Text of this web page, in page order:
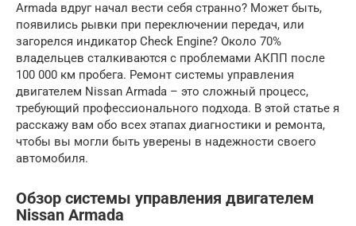
Armada вдруг начал вести себя странно? Может быть,
появились рывки при переключении передач, или
загорелся индикатор Check Engine? Около 70%
владельцев сталкиваются с проблемами АКПП после
100 000 км пробега. Ремонт системы управления
двигателем Nissan Armada – это сложный процесс,
требующий профессионального подхода. В этой статье я
расскажу вам обо всех этапах диагностики и ремонта,
чтобы вы могли быть уверены в надежности своего
автомобиля.
Обзор системы управления двигателем
Nissan Armada